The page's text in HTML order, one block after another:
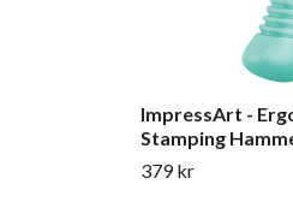
ImpressArt -
Stamping
379 kr